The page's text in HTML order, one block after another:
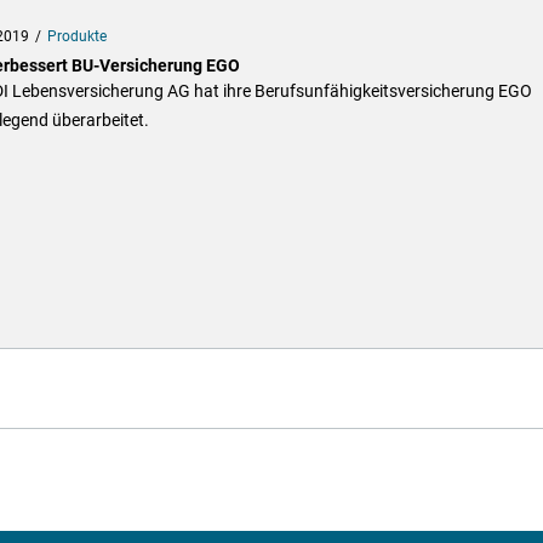
Produkte
BU-Versicherung EGO
Lebensversicherung AG hat ihre Berufsunfähigkeitsversicherung EGO
überarbeitet.